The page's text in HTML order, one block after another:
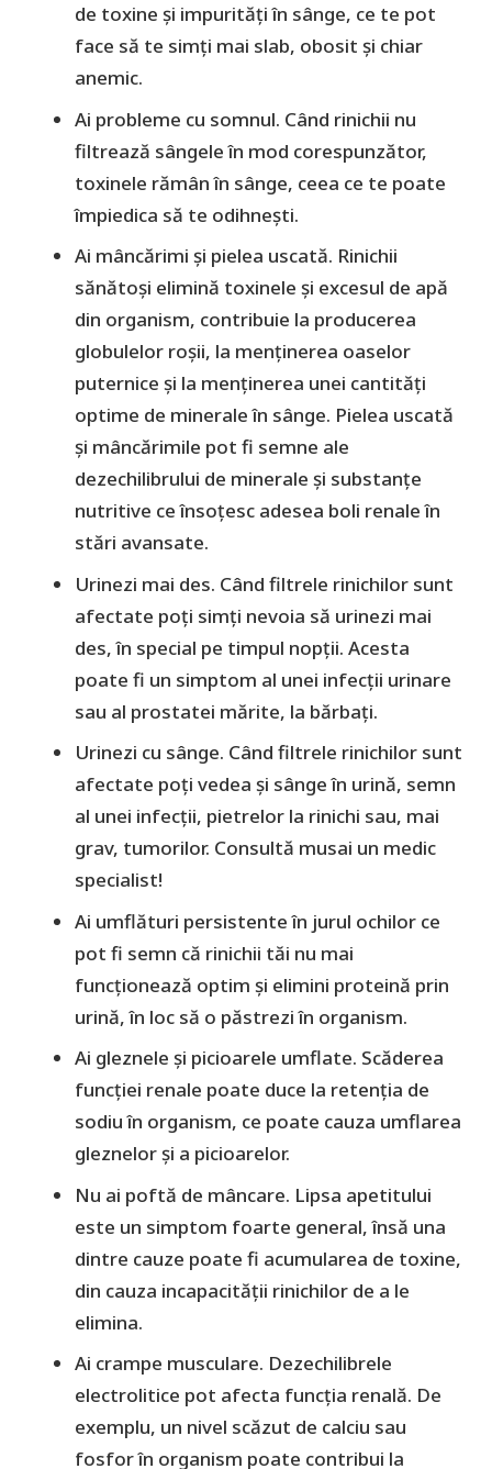
de toxine și impurități în sânge, ce te pot
face să te simți mai slab, obosit și chiar
anemic.
Ai probleme cu somnul. Când rinichii nu
filtrează sângele în mod corespunzător,
toxinele rămân în sânge, ceea ce te poate
împiedica să te odihnești.
Ai mâncărimi și pielea uscată. Rinichii
sănătoși elimină toxinele și excesul de apă
din organism, contribuie la producerea
globulelor roșii, la menținerea oaselor
puternice și la menținerea unei cantități
optime de minerale în sânge. Pielea uscată
și mâncărimile pot fi semne ale
dezechilibrului de minerale și substanțe
nutritive ce însoțesc adesea boli renale în
stări avansate.
Urinezi mai des. Când filtrele rinichilor sunt
afectate poți simți nevoia să urinezi mai
des, în special pe timpul nopții. Acesta
poate fi un simptom al unei infecții urinare
sau al prostatei mărite, la bărbați.
Urinezi cu sânge. Când filtrele rinichilor sunt
afectate poți vedea și sânge în urină, semn
al unei infecții, pietrelor la rinichi sau, mai
grav, tumorilor. Consultă musai un medic
specialist!
Ai umflături persistente în jurul ochilor ce
pot fi semn că rinichii tăi nu mai
funcționează optim și elimini proteină prin
urină, în loc să o păstrezi în organism.
Ai gleznele și picioarele umflate. Scăderea
funcției renale poate duce la retenția de
sodiu în organism, ce poate cauza umflarea
gleznelor și a picioarelor.
Nu ai poftă de mâncare. Lipsa apetitului
este un simptom foarte general, însă una
dintre cauze poate fi acumularea de toxine,
din cauza incapacității rinichilor de a le
elimina.
Ai crampe musculare. Dezechilibrele
electrolitice pot afecta funcția renală. De
exemplu, un nivel scăzut de calciu sau
fosfor în organism poate contribui la